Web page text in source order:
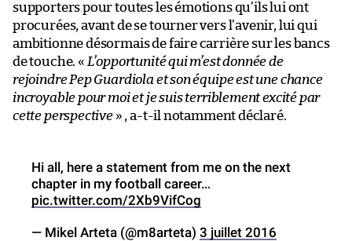
supporters pour toutes les émotions qu’ils lui ont
procurées, avant de se tourner vers l’avenir, lui qui
ambitionne désormais de faire carrière sur les bancs
de touche. « L’opportunité qui m’est donnée de
rejoindre Pep Guardiola et son équipe est une chance
incroyable pour moi et je suis terriblement excité par
cette perspective» , a-t-il notamment déclaré.
Hi all, here a statement from me on the next
chapter in my football career…
pic.twitter.com/2Xb9VifCog
— Mikel Arteta (@m8arteta) 3 juillet 2016